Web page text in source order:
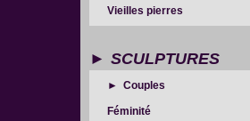
Vieilles pierres
SCULPTURES
Couples
Féminité